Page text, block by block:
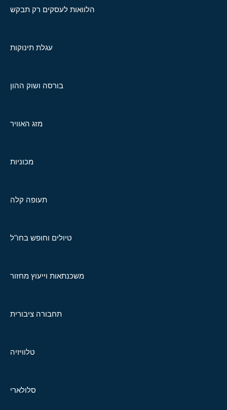
הלוואות לעסקים רק תבקש
עגלת תינוקות
בורסה ושוק ההון
מזג האוויר
מכוניות
תעופה קלה
טיולים וחופש בחו"ל
משכנתאות וייעוץ מחזור
תחבורה ציבורית
טלוויזיה
סלולארי